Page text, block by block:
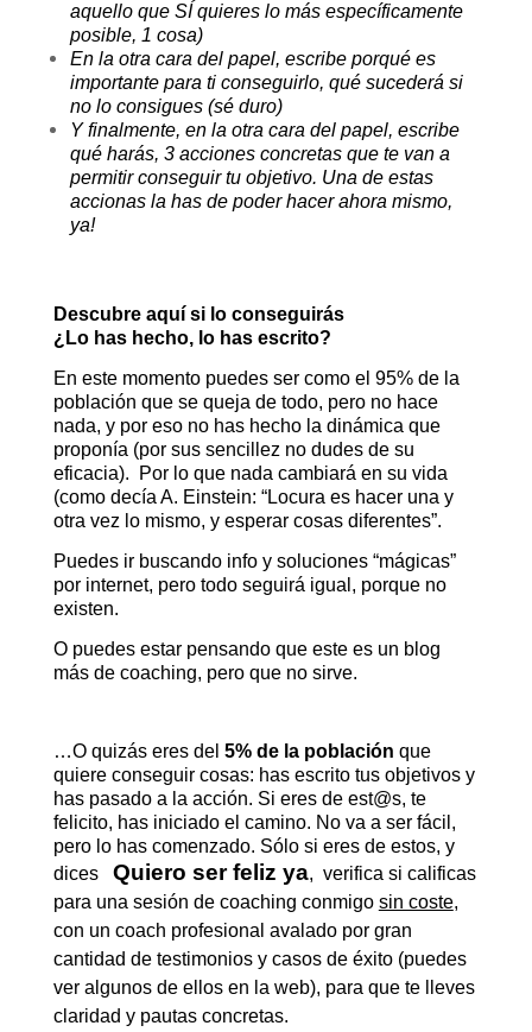
aquello que SÍ quieres lo más específicamente
posible, 1 cosa)
En la otra cara del papel, escribe porqué es
importante para ti conseguirlo, qué sucederá si
no lo consigues (sé duro)
Y finalmente, en la otra cara del papel, escribe
qué harás, 3 acciones concretas que te van a
permitir conseguir tu objetivo. Una de estas
accionas la has de poder hacer ahora mismo,
ya!
Descubre aquí si lo conseguirás
¿Lo has hecho, lo has escrito?
En este momento puedes ser como el 95% de la
población que se queja de todo, pero no hace
nada, y por eso no has hecho la dinámica que
proponía (por sus sencillez no dudes de su
eficacia). Por lo que nada cambiará en su vida
(como decía A. Einstein: “Locura es hacer una y
otra vez lo mismo, y esperar cosas diferentes”.
Puedes ir buscando info y soluciones “mágicas”
por internet, pero todo seguirá igual, porque no
existen.
O puedes estar pensando que este es un blog
más de coaching, pero que no sirve.
…O quizás eres del 5% de la población que
quiere conseguir cosas: has escrito tus objetivos y
has pasado a la acción. Si eres de est@s, te
felicito, has iniciado el camino. No va a ser fácil,
pero lo has comenzado. Sólo si eres de estos, y
dices Quiero ser feliz ya, verifica si calificas
para una sesión de coaching conmigo sin coste,
con un coach profesional avalado por gran
cantidad de testimonios y casos de éxito (puedes
ver algunos de ellos en la web), para que te lleves
claridad y pautas concretas.